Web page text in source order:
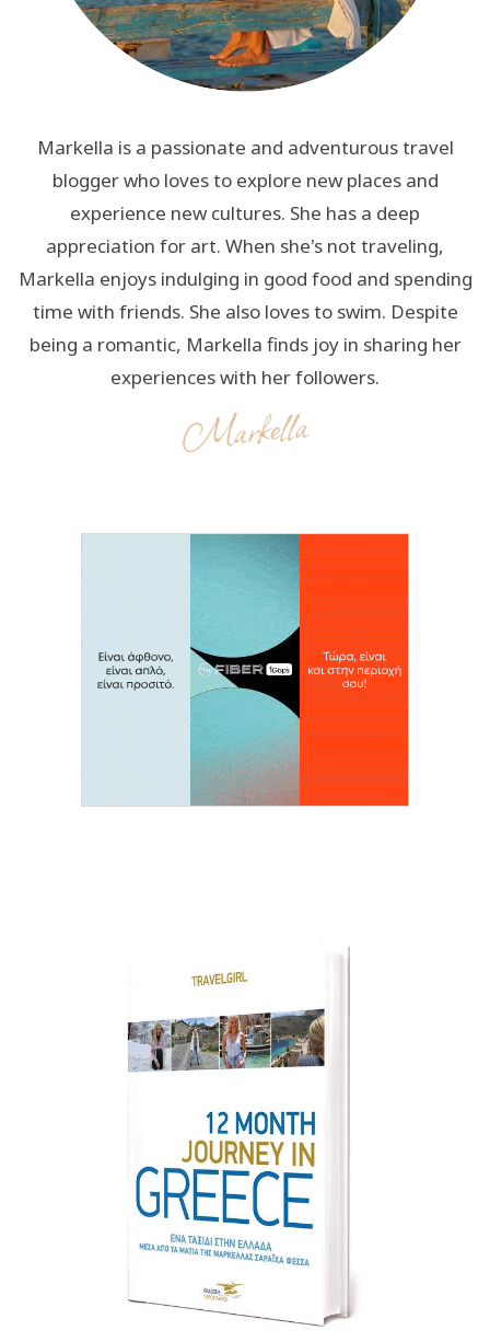
Markella is a passionate and adventurous travel
blogger who loves to explore new places and
experience new cultures. She has a deep
appreciation for art. When she's not traveling,
Markella enjoys indulging in good food and spending
time with friends. She also loves to swim. Despite
being a romantic, Markella finds joy in sharing her
experiences with her followers.